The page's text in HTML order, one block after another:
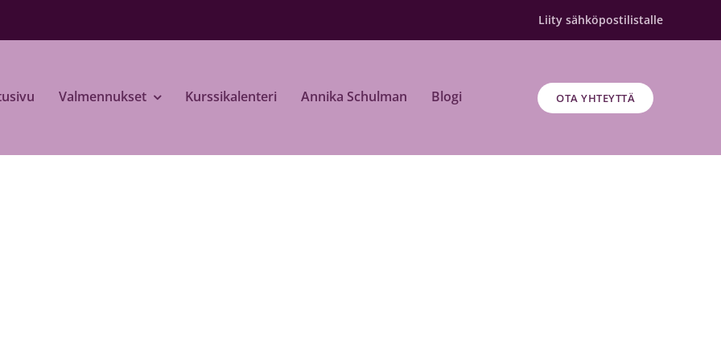
Liity sähköpostilistalle
Valmennukset Kurssikalenteri Annika Schulman Blogi OTA YHTEYTTÄ